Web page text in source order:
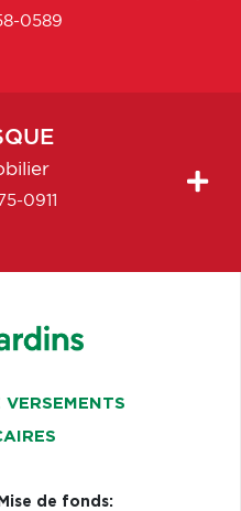
0589
0911
VERSEMENTS
Mise de fonds: